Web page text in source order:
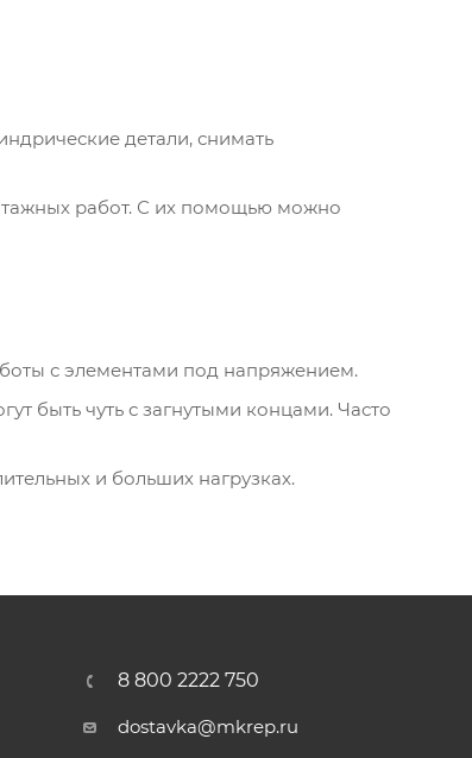
детали, снимать
работ. С их помощью можно
с элементами под напряжением.
быть чуть с загнутыми концами. Часто
и больших нагрузках.
8 800 2222 750
dostavka@mkrep.ru